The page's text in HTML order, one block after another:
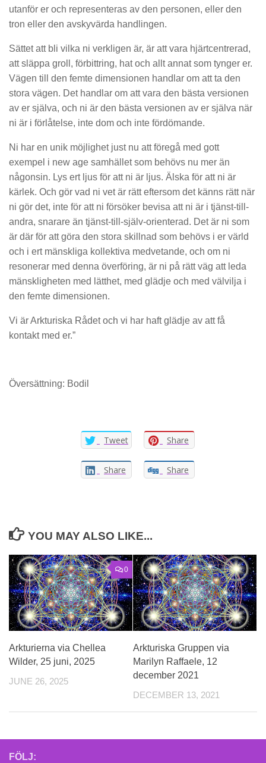
utanför er och representeras av den personen, eller den
tron ​​eller den avskyvärda handlingen.
Sättet att bli vilka ni verkligen är, är att vara hjärtcentrerad,
att släppa groll, förbittring, hat och allt annat som tynger er.
Vägen till den femte dimensionen handlar om att ta den
stora vägen. Det handlar om att vara den bästa versionen
av er själva, och ni är den bästa versionen av er själva när
ni är i förlåtelse, inte dom och inte fördömande.
Ni har en unik möjlighet just nu att föregå med gott
exempel i new age samhället som behövs nu mer än
någonsin. Lys ert ljus för att ni är ljus. Älska för att ni är
kärlek. Och gör vad ni vet är rätt eftersom det känns rätt när
ni gör det, inte för att ni försöker bevisa att ni är i tjänst-till-
andra, snarare än tjänst-till-själv-orienterad. Det är ni som
är där för att göra den stora skillnad som behövs i er värld
och i ert mänskliga kollektiva medvetande, och om ni
resonerar med denna överföring, är ni på rätt väg att leda
mänskligheten med lätthet, med glädje och med välvilja i
den femte dimensionen.
Vi är Arkturiska Rådet och vi har haft glädje av att få
kontakt med er.”
Översättning: Bodil
Tweet Share
Share Share
YOU MAY ALSO LIKE...
0
Arkturierna via Chellea
Wilder, 25 juni, 2025
JUNE 26, 2025
Arkturiska Gruppen via
Marilyn Raffaele, 12
december 2021
DECEMBER 13, 2021
FÖLJ: